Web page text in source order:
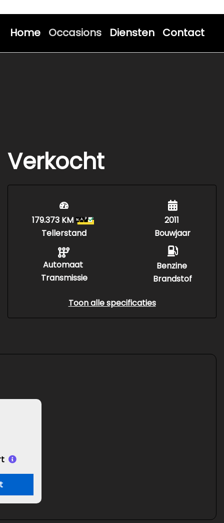
Home Occasions Diensten Contact
Verkocht
179.373 KM
Tellerstand
Automaat
Transmissie
2011
Bouwjaar
Benzine
Brandstof
Toon alle specificaties